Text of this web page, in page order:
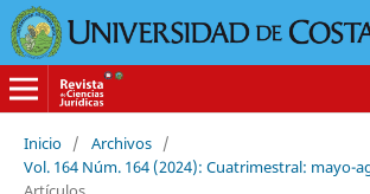
Inicio / Archivos /
Vol. 164 Núm. 164 (2024): Cuatrimestral: mayo-